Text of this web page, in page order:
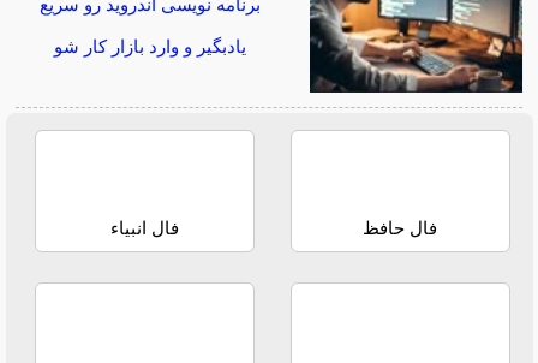
برنامه نویسی اندروید رو سریع
یادبگیر و وارد بازار کار شو
فال حافظ فال انبیاء